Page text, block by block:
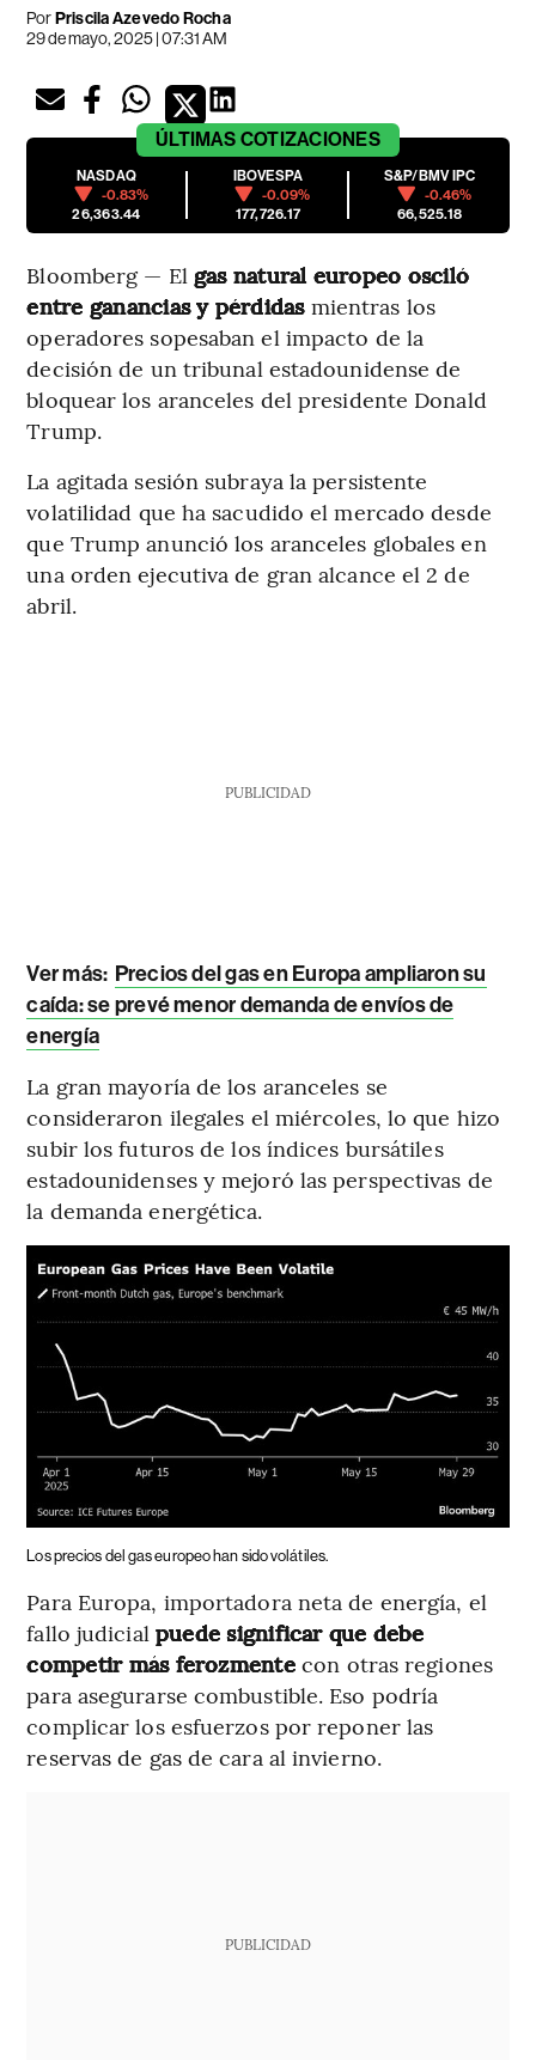
PorPriscila Azevedo Rocha
29 de mayo, 2025 | 07:31 AM
ÚLTIMAS COTIZACIONES
NASDAQ
-0.83%
26,363.44
IBOVESPA
-0.09%
177,726.17
S&P/BMV IPC
-0.46%
66,525.18
Bloomberg — El gas natural europeo osciló
entre ganancias y pérdidasmientras los
operadores sopesaban el impacto de la
decisión de un tribunal estadounidense de
bloquear los aranceles del presidente Donald
Trump.
La agitada sesión subraya la persistente
volatilidad que ha sacudido el mercado desde
que Trump anunció los aranceles globales en
una orden ejecutiva de gran alcance el 2 de
abril.
PUBLICIDAD
Ver más: Precios del gas en Europa ampliaron su
caída: se prevé menor demanda de envíos de
energía
La gran mayoría de los aranceles se
consideraron ilegales el miércoles, lo que hizo
subir los futuros de los índices bursátiles
estadounidenses y mejoró las perspectivas de
la demanda energética.
Los precios del gas europeo han sido volátiles.
Para Europa, importadora neta de energía, el
fallo judicial puede significar que debe
competir más ferozmentecon otras regiones
para asegurarse combustible. Eso podría
complicar los esfuerzos por reponer las
reservas de gas de cara al invierno.
PUBLICIDAD